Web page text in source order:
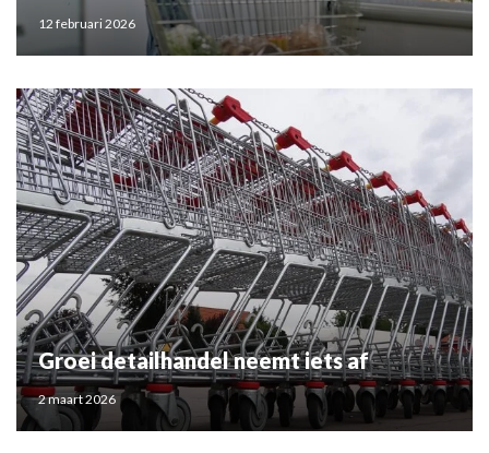
12 februari 2026
Groei detailhandel neemt iets af
2 maart 2026